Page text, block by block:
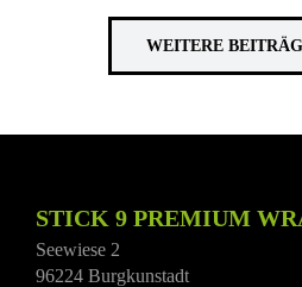
WEITERE
STICK 9 PREMIUM
Seewiese 2
96224 Burgkunstadt